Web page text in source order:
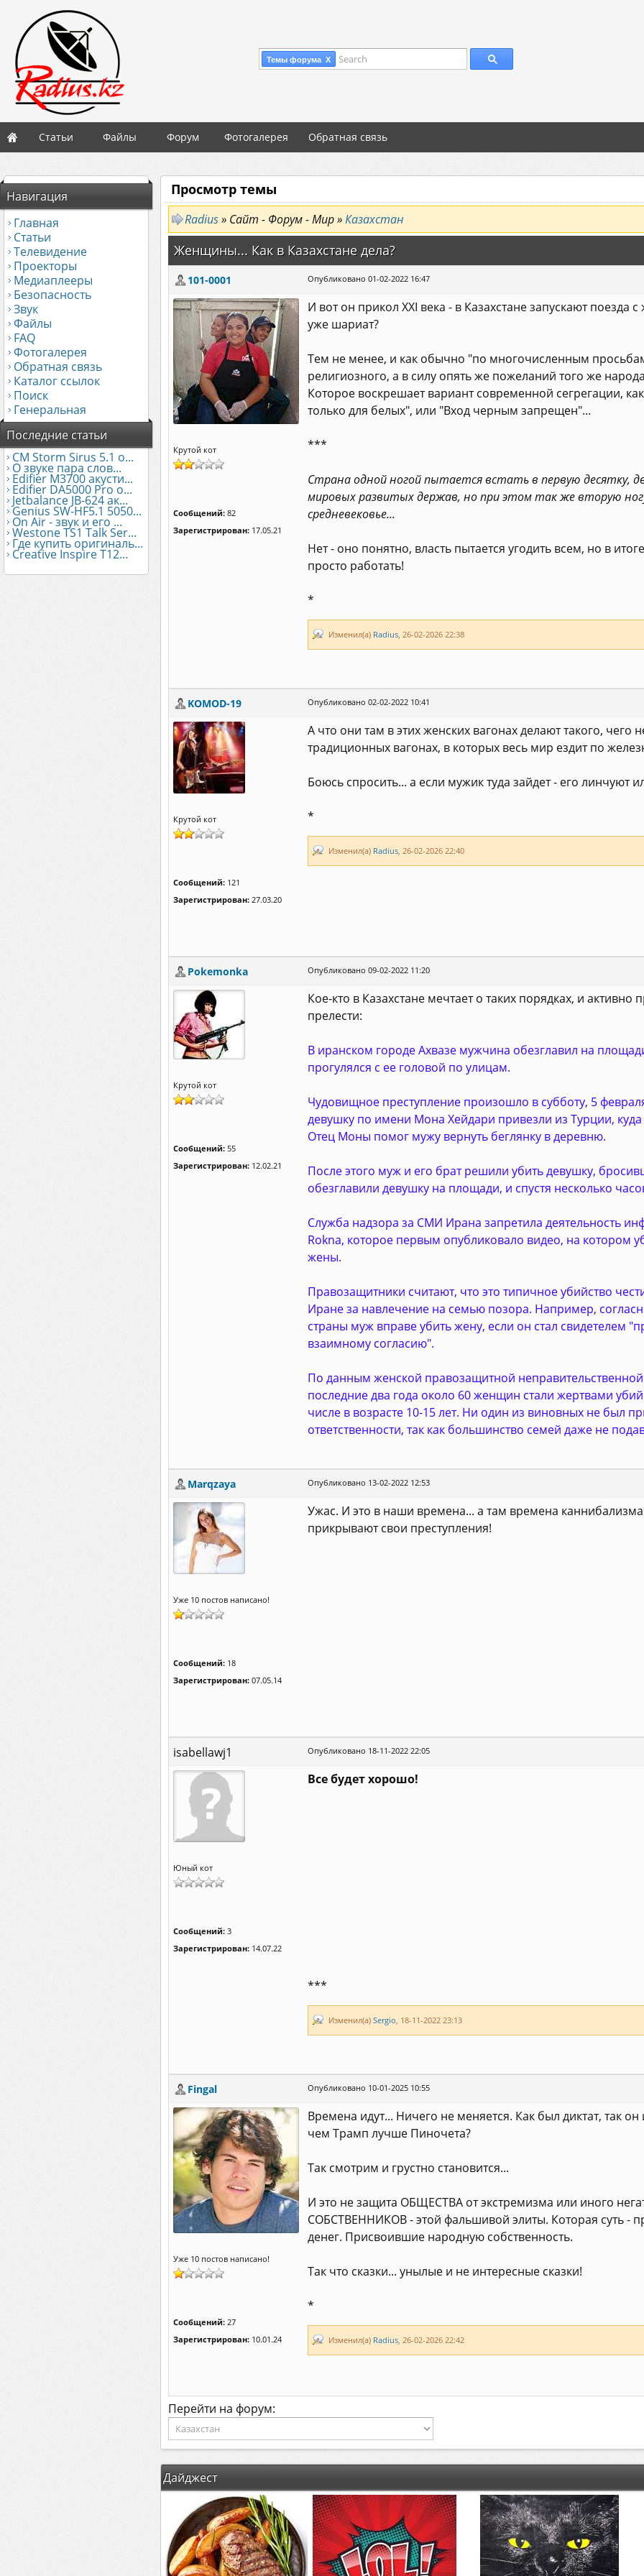
Темы форума X Search
Статьи Файлы Форум Фотогалерея Обратная связь
Навигация
Главная
Статьи
Телевидение
Проекторы
Медиаплееры
Безопасность
Звук
Файлы
FAQ
Фотогалерея
Обратная связь
Каталог ссылок
Поиск
Генеральная
Последние статьи
CM Storm Sirus 5.1 о...
О звуке пара слов...
Edifier М3700 акусти...
Edifier DA5000 Pro о...
Jetbalance JB-624 ак...
Genius SW-HF5.1 5050...
On Air - звук и его ...
Westone TS1 Talk Ser...
Где купить оригиналь...
Creative Inspire T12...
Просмотр темы
Radius» Сайт - Форум - Мир »Казахстан
Женщины... Как в Казахстане дела?
101-0001 Опубликовано 01-02-2022 16:47
Крутой кот
Сообщений: 82
Зарегистрирован: 17.05.21
И вот он прикол XXI века - в Казахстане запускают поезда
уже шариат?
Тем не менее, и как обычно "по многочисленным
религиозного, а в силу опять же пожеланий того же
Которое воскрешает вариант современной сегрегации,
только для белых", или "Вход черным запрещен"...
***
Страна одной ногой пытается встать в первую десятку,
мировых развитых держав, но при этом так же вторую
средневековье...
Нет - оно понятно, власть пытается угодить всем, но в
просто работать!
*
Изменил(а) Radius, 26-02-2026 22:38
KOMOD-19 Опубликовано 02-02-2022 10:41
Крутой кот
Сообщений: 121
Зарегистрирован: 27.03.20
А что они там в этих женских вагонах делают такого, чего
традиционных вагонах, в которых весь мир ездит по
Боюсь спросить... а если мужик туда зайдет - его линчуют
*
Изменил(а) Radius, 26-02-2026 22:40
Pokemonka Опубликовано 09-02-2022 11:20
Крутой кот
Сообщений: 55
Зарегистрирован: 12.02.21
Кое-кто в Казахстане мечтает о таких порядках, и
прелести:
В иранском городе Ахвазе мужчина обезглавил на
прогулялся с ее головой по улицам.
Чудовищное преступление произошло в субботу, 5
девушку по имени Мона Хейдари привезли из Турции, куда
Отец Моны помог мужу вернуть беглянку в деревню.
После этого муж и его брат решили убить девушку,
обезглавили девушку на площади, и спустя несколько
Служба надзора за СМИ Ирана запретила деятельность
Rokna, которое первым опубликовало видео, на котором
жены.
Правозащитники считают, что это типичное убийство
Иране за навлечение на семью позора. Например,
страны муж вправе убить жену, если он стал свидетелем
взаимному согласию".
По данным женской правозащитной неправительственной
последние два года около 60 женщин стали жертвами
числе в возрасте 10-15 лет. Ни один из виновных не был
ответственности, так как большинство семей даже не
Marqzaya Опубликовано 13-02-2022 12:53
Уже 10 постов написано!
Сообщений: 18
Зарегистрирован: 07.05.14
Ужас. И это в наши времена... а там времена
прикрывают свои преступления!
isabellawj1 Опубликовано 18-11-2022 22:05
Юный кот
Сообщений: 3
Зарегистрирован: 14.07.22
Все будет хорошо!
***
Изменил(а) Sergio, 18-11-2022 23:13
Fingal Опубликовано 10-01-2025 10:55
Уже 10 постов написано!
Сообщений: 27
Зарегистрирован: 10.01.24
Времена идут... Ничего не меняется. Как был диктат, так
чем Трамп лучше Пиночета?
Так смотрим и грустно становится...
И это не защита ОБЩЕСТВА от экстремизма или иного
СОБСТВЕННИКОВ - этой фальшивой элиты. Которая суть -
денег. Присвоившие народную собственность.
Так что сказки... унылые и не интересные сказки!
*
Изменил(а) Radius, 26-02-2026 22:42
Перейти на форум:
Дайджест